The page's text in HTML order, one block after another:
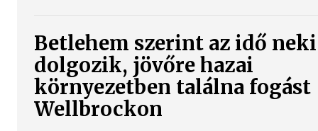
Betlehem szerint az idő neki
dolgozik, jövőre hazai
környezetben találna fogást
Wellbrockon